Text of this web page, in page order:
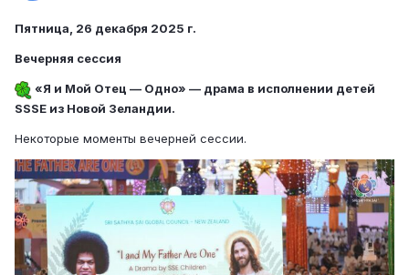
Пятница, 26 декабря 2025 г.
Вечерняя сессия
«Я и Мой Отец — Одно» — драма в исполнении детей
SSSE из Новой Зеландии.
Некоторые моменты вечерней сессии.